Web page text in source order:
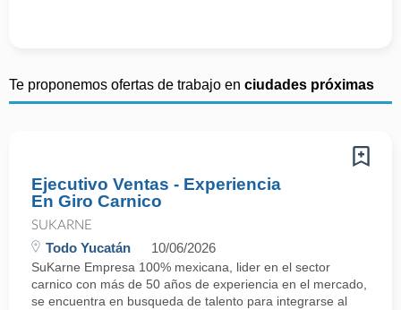
Te proponemos ofertas de trabajo en ciudades próximas
Ejecutivo Ventas - Experiencia
En Giro Carnico
SUKARNE
Todo Yucatán 10/06/2026
SuKarne Empresa 100% mexicana, lider en el sector
carnico con más de 50 años de experiencia en el mercado,
se encuentra en busqueda de talento para integrarse al